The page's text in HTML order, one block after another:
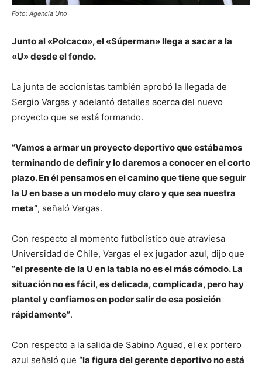
Foto: Agencia Uno
Junto al «Polcaco», el «Súperman» llega a sacar a la
«U» desde el fondo.
La junta de accionistas también aprobó la llegada de
Sergio Vargas y adelantó detalles acerca del nuevo
proyecto que se está formando.
“Vamos a armar un proyecto deportivo que estábamos
terminando de definir y lo daremos a conocer en el corto
plazo. En él pensamos en el camino que tiene que seguir
la U en base a un modelo muy claro y que sea nuestra
meta”, señaló Vargas.
Con respecto al momento futbolístico que atraviesa
Universidad de Chile, Vargas el ex jugador azul, dijo que
“el presente de la U en la tabla no es el más cómodo. La
situación no es fácil, es delicada, complicada, pero hay
plantel y confiamos en poder salir de esa posición
rápidamente”.
Con respecto a la salida de Sabino Aguad, el ex portero
azul señaló que “la figura del gerente deportivo no está